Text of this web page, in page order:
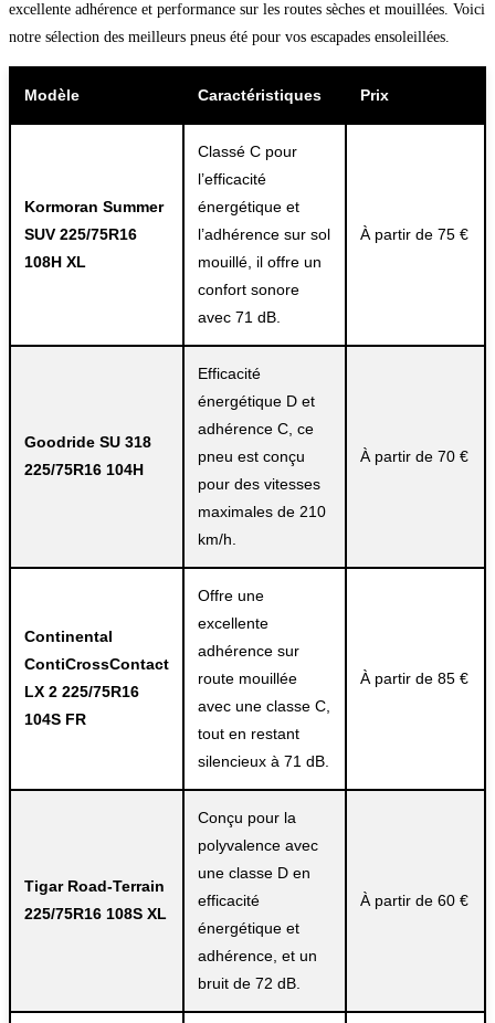
excellente adhérence et performance sur les routes sèches et mouillées. Voici
notre sélection des meilleurs pneus été pour vos escapades ensoleillées.
Modèle Caractéristiques Prix
Kormoran Summer
SUV 225/75R16
108H XL
Classé C pour
l’efficacité
énergétique et
l’adhérence sur sol
mouillé, il offre un
confort sonore
avec 71 dB.
À partir de 75 €
Goodride SU 318
225/75R16 104H
Efficacité
énergétique D et
adhérence C, ce
pneu est conçu
pour des vitesses
maximales de 210
km/h.
À partir de 70 €
Continental
ContiCrossContact
LX 2 225/75R16
104S FR
Offre une
excellente
adhérence sur
route mouillée
avec une classe C,
tout en restant
silencieux à 71 dB.
À partir de 85 €
Tigar Road-Terrain
225/75R16 108S XL
Conçu pour la
polyvalence avec
une classe D en
efficacité
énergétique et
adhérence, et un
bruit de 72 dB.
À partir de 60 €